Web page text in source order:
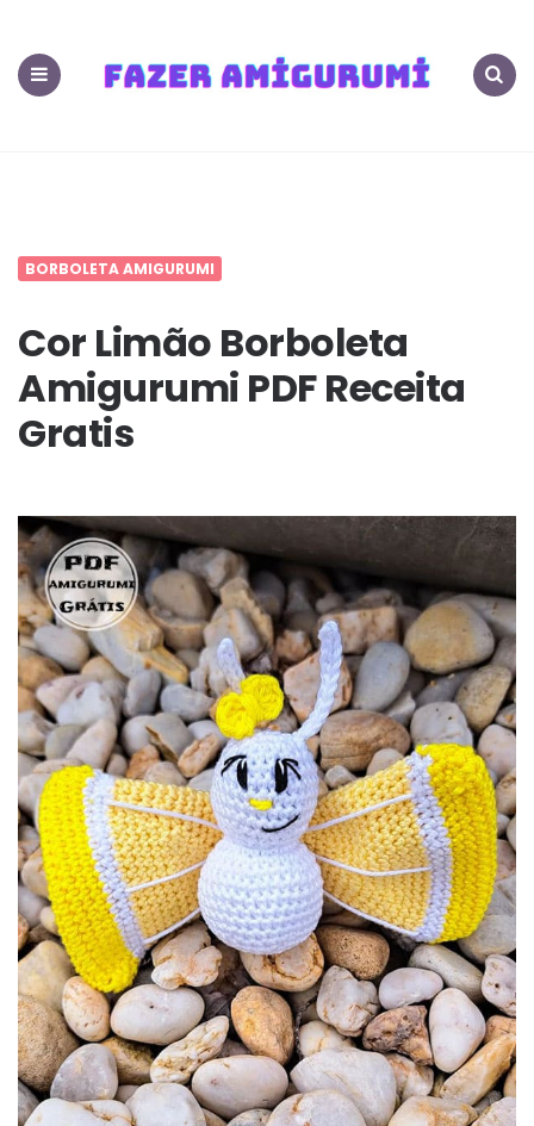
PDF
Grátis
BORBOLETA AMIGURUMI
Cor Limão Borboleta
Amigurumi PDF Receita
Gratis